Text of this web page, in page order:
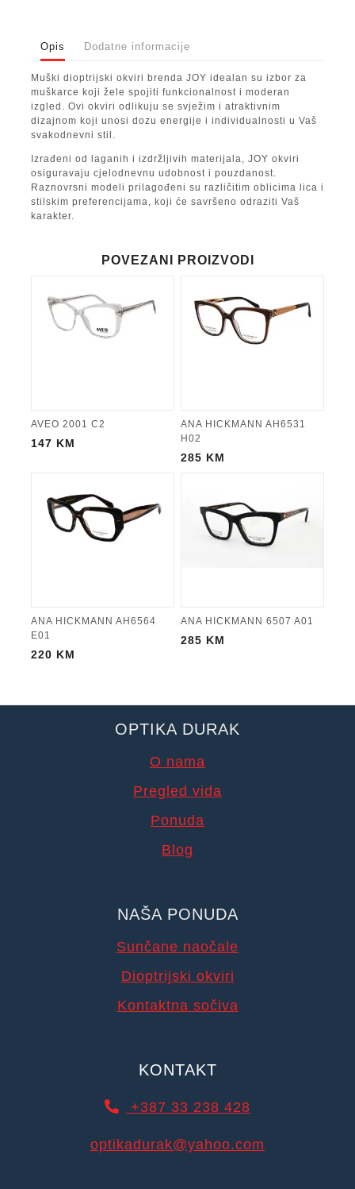
Opis Dodatne informacije
Muški dioptrijski okviri brenda JOY idealan su izbor za
muškarce koji žele spojiti funkcionalnost i moderan
izgled. Ovi okviri odlikuju se svježim i atraktivnim
dizajnom koji unosi dozu energije i individualnosti u Vaš
svakodnevni stil.
Izrađeni od laganih i izdržljivih materijala, JOY okviri
osiguravaju cjelodnevnu udobnost i pouzdanost.
Raznovrsni modeli prilagođeni su različitim oblicima lica i
stilskim preferencijama, koji će savršeno odraziti Vaš
karakter.
POVEZANI PROIZVODI
AVEO 2001 C2
147 KM
ANA HICKMANN AH6531
H02
285 KM
ANA HICKMANN AH6564
E01
220 KM
ANA HICKMANN 6507 A01
285 KM
OPTIKA DURAK
O nama
Pregled vida
Ponuda
Blog
NAŠA PONUDA
Sunčane naočale
Dioptrijski okviri
Kontaktna sočiva
KONTAKT
+387 33 238 428
optikadurak@yahoo.com